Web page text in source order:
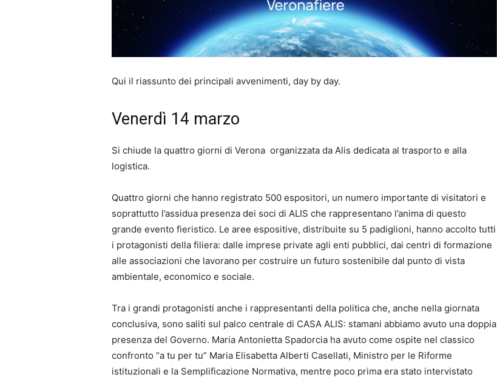
Qui il riassunto dei principali avvenimenti, day by day.
Venerdì 14 marzo
Si chiude la quattro giorni di Verona organizzata da Alis dedicata al trasporto e alla
logistica.
Quattro giorni che hanno registrato 500 espositori, un numero importante di visitatori e
soprattutto l’assidua presenza dei soci di ALIS che rappresentano l’anima di questo
grande evento fieristico. Le aree espositive, distribuite su 5 padiglioni, hanno accolto tutti
i protagonisti della filiera: dalle imprese private agli enti pubblici, dai centri di formazione
alle associazioni che lavorano per costruire un futuro sostenibile dal punto di vista
ambientale, economico e sociale.
Tra i grandi protagonisti anche i rappresentanti della politica che, anche nella giornata
conclusiva, sono saliti sul palco centrale di CASA ALIS: stamani abbiamo avuto una doppia
presenza del Governo. Maria Antonietta Spadorcia ha avuto come ospite nel classico
confronto “a tu per tu” Maria Elisabetta Alberti Casellati, Ministro per le Riforme
istituzionali e la Semplificazione Normativa, mentre poco prima era stato intervistato